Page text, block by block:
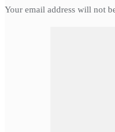
Your email address will not